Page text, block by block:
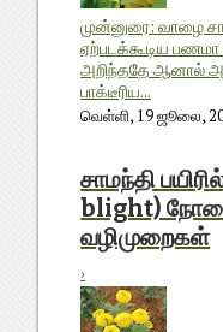
முன்னுரை: வாழை
ஏற்படக்கூடிய
அறிந்ததே ஆனால்
பாக்டீரிய...
வெள்ளி, 19 ஜூலை,
சாமந்தி
blight) நோயை
வழிமுறைகள்
›